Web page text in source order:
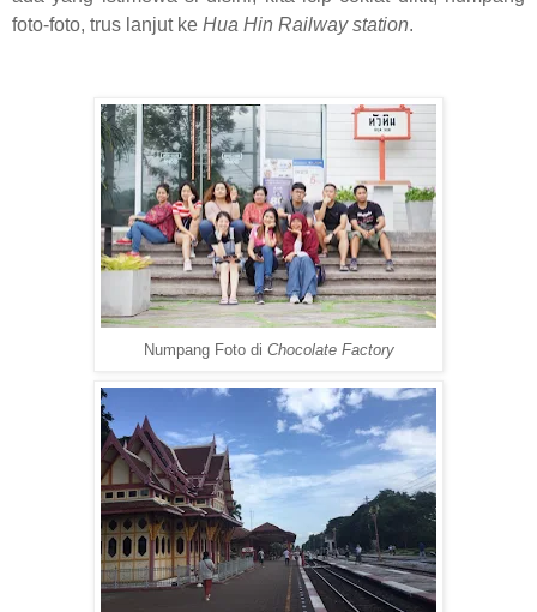
foto-foto, trus lanjut ke Hua Hin Railway station.
Numpang Foto di Chocolate Factory